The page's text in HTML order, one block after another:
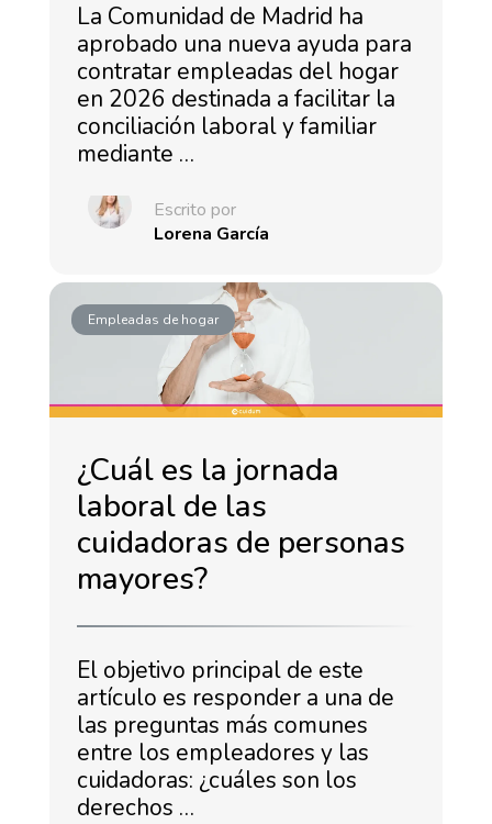
La Comunidad de Madrid ha
aprobado una nueva ayuda para
contratar empleadas del hogar
en 2026 destinada a facilitar la
conciliación laboral y familiar
mediante …
Escrito por
Lorena García
Empleadas de hogar
¿Cuál es la jornada
laboral de las
cuidadoras de personas
mayores?
El objetivo principal de este
artículo es responder a una de
las preguntas más comunes
entre los empleadores y las
cuidadoras: ¿cuáles son los
derechos …